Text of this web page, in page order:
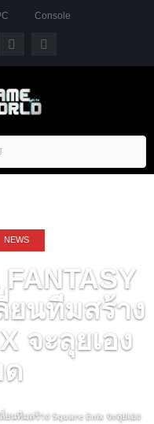
Console
NEWS
ยนทีมสร้าง
จะลุยเอง
นทีมสร้าง Square Enix จะลุยเอง